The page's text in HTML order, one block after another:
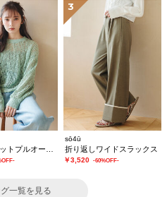
3
sō4ū
折り返しワイドスラックス
￥3,520 -60%OFF-
一覧を見る